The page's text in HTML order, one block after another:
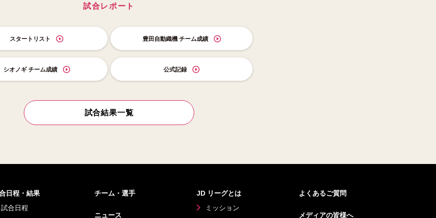
試合レポート
スタートリスト 豊田自動織機 チーム成績
シオノギ チーム成績 公式記録
試合結果一覧
日程・結果
試合日程
チーム・選手
ニュース
JD リーグとは
ミッション
よくあるご質問
メディアの皆様へ